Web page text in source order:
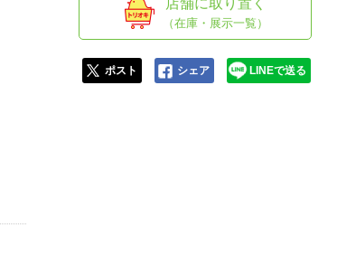
店舗に取り置く
（在庫・展示一覧）
ポスト シェア LINEで送る